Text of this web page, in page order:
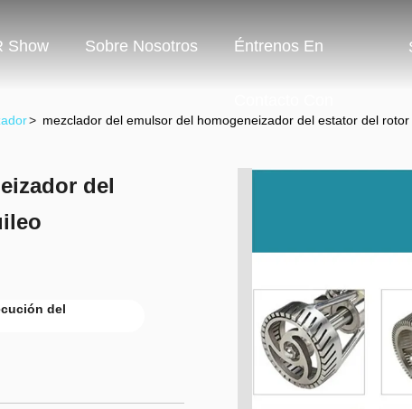
Show Sobre Nosotros Éntrenos En
> mezclador del emulsor del homogeneizador del estator del
del
del